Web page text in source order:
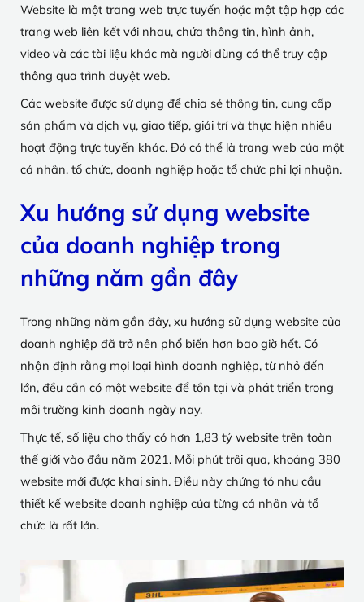
Website là một trang web trực tuyến hoặc một tập hợp các
trang web liên kết với nhau, chứa thông tin, hình ảnh,
video và các tài liệu khác mà người dùng có thể truy cập
thông qua trình duyệt web.
Các website được sử dụng để chia sẻ thông tin, cung cấp
sản phẩm và dịch vụ, giao tiếp, giải trí và thực hiện nhiều
hoạt động trực tuyến khác. Đó có thể là trang web của một
cá nhân, tổ chức, doanh nghiệp hoặc tổ chức phi lợi nhuận.
Xu hướng sử dụng website
của doanh nghiệp trong
những năm gần đây
Trong những năm gần đây, xu hướng sử dụng website của
doanh nghiệp đã trở nên phổ biến hơn bao giờ hết. Có
nhận định rằng mọi loại hình doanh nghiệp, từ nhỏ đến
lớn, đều cần có một website để tồn tại và phát triển trong
môi trường kinh doanh ngày nay.
Thực tế, số liệu cho thấy có hơn 1,83 tỷ website trên toàn
thế giới vào đầu năm 2021. Mỗi phút trôi qua, khoảng 380
website mới được khai sinh. Điều này chứng tỏ nhu cầu
thiết kế website doanh nghiệp của từng cá nhân và tổ
chức là rất lớn.